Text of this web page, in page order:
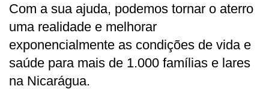
Com a sua ajuda, podemos tornar o aterro
uma realidade e melhorar
exponencialmente as condições de vida e
saúde para mais de 1.000 famílias e lares
na Nicarágua.